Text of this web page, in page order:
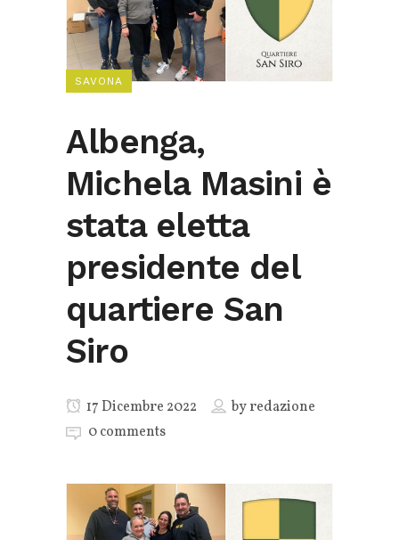
SAVONA
Albenga,
Michela Masini è
stata eletta
presidente del
quartiere San
Siro
17 Dicembre 2022 byredazione
0 comments